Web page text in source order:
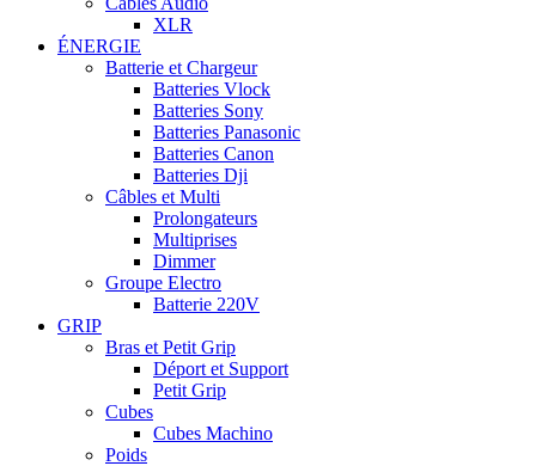
XLR
ÉNERGIE
Batterie et Chargeur
Batteries Vlock
Batteries Sony
Batteries Panasonic
Batteries Canon
Batteries Dji
Câbles et Multi
Prolongateurs
Multiprises
Dimmer
Groupe Electro
Batterie 220V
GRIP
Bras et Petit Grip
Déport et Support
Petit Grip
Cubes
Cubes Machino
Poids